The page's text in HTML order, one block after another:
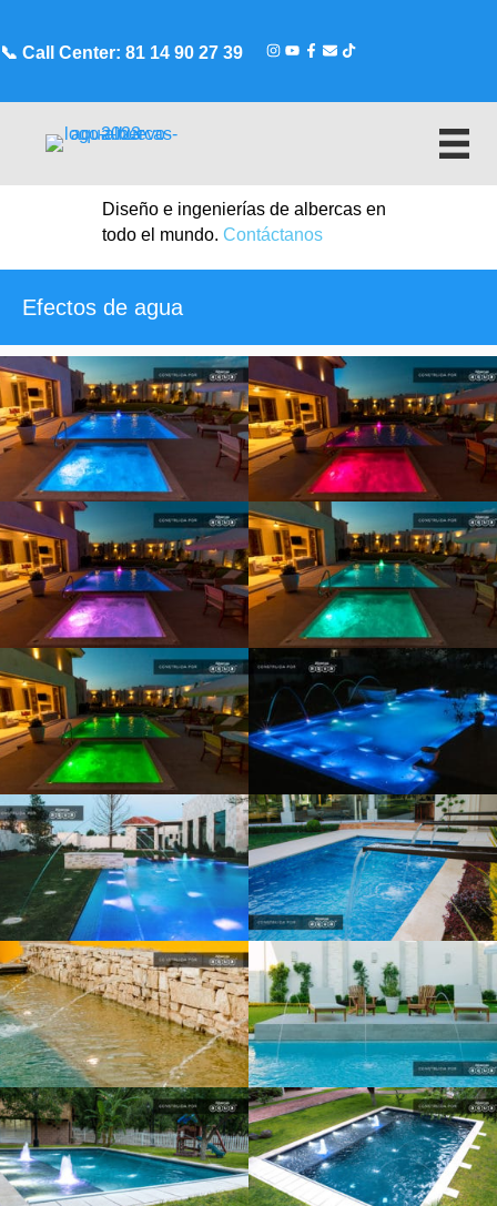
📞 Call Center: 81 14 90 27 39
Diseño e ingenierías de albercas en
todo el mundo. Contáctanos
Efectos de agua